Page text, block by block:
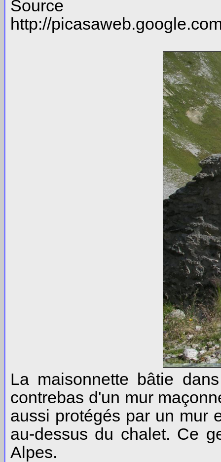
http://
La maisonnette bâtie
contrebas d'un mur
aussi protégés par un mur
au-dessus du chalet. Ce
Alpes.